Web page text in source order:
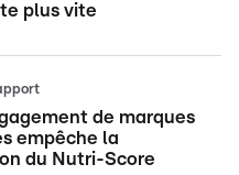
plus vite
de marques
empêche la
du Nutri-Score